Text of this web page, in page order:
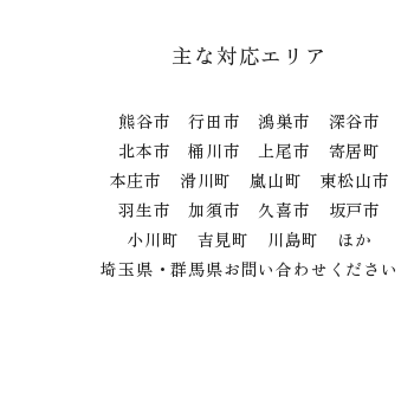
主な対応エリア
熊谷市 行田市 鴻巣市 深谷市
北本市 桶川市 上尾市 寄居町
本庄市 滑川町 嵐山町 東松山市
羽生市 加須市 久喜市 坂戸市
小川町 吉見町 川島町 ほか
埼玉県・群馬県お問い合わせください